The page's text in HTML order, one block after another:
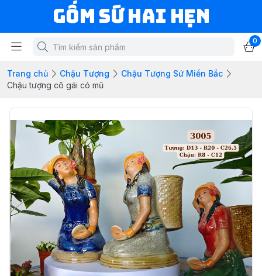
Gốm Sứ Hai Hẹn
0
Trang chủ Chậu Tượng
Chậu Tượng Sứ Miền Bắc
Chậu tượng cô gái có mũ